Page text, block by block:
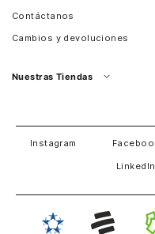
Contáctanos
Cambios y devoluciones
Nuestras Tiendas
Instagram
LinkedIn